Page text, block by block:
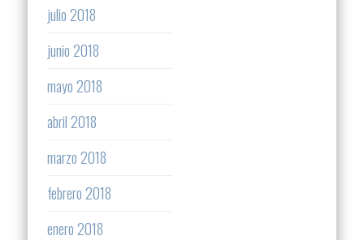
julio 2018
junio 2018
mayo 2018
abril 2018
marzo 2018
febrero 2018
enero 2018